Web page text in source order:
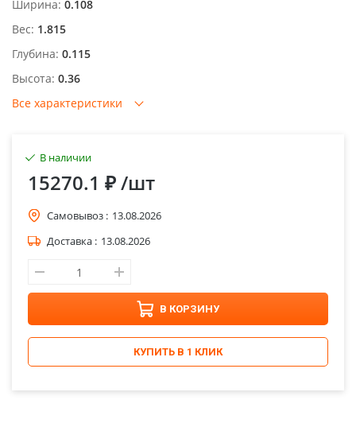
Ширина: 0.108
Вес: 1.815
Глубина: 0.115
Высота: 0.36
Все характеристики
В наличии
15270.1 ₽/шт
Самовывоз : 13.08.2026
Доставка : 13.08.2026
В КОРЗИНУ
КУПИТЬ В 1 КЛИК